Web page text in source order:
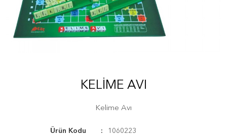
KELIME AVI
Kelime Avı
Ürün Kodu
1060223